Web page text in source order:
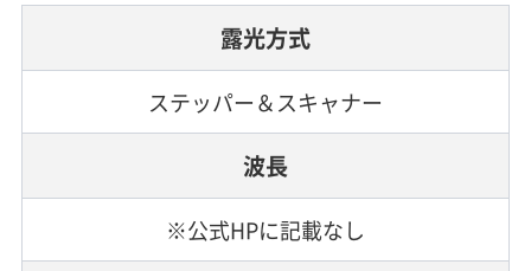
露光方式
ステッパー＆スキャナー
波長
※公式HPに記載なし